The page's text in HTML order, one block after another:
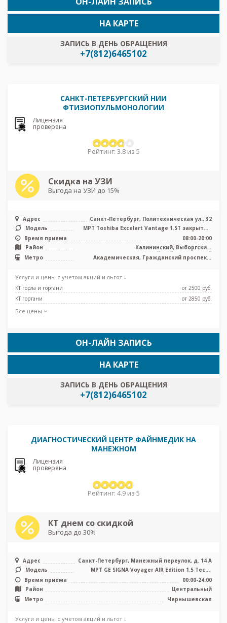
ЗАПИСЬ В ДЕНЬ ОБРАЩЕНИЯ
+7(812)6465102
НА КАРТЕ
САНКТ-ПЕТЕРБУРГСКИЙ НИИ
ФТИЗИОПУЛЬМОНОЛОГИИ
Лицензия
проверена
Рейтинг: 3.8 из 5
Скидка на УЗИ
Выгода на УЗИ до 15%
Адрес
Санкт-Петербург, Политехническая ул., 32
Модель
МРТ Toshiba Excelart Vantage 1.5T закрытый
тип, КТ Toshiba Aquilion 32 ...
Время приема
08:00-20:00
Район
Калининский, Выборгский,
Красногвардейский, Приморский
Метро
Академическая, Гражданский проспект,
Услуги и цены с учетом акций и льгот ↓
КТ горла и гортани
от 2500 pуб.
КТ гортани
от 2850 pуб.
Все цены
ОН-ЛАЙН ЗАПИСЬ
ЗАПИСЬ В ДЕНЬ ОБРАЩЕНИЯ
+7(812)6465102
НА КАРТЕ
ДИАГНОСТИЧЕСКИЙ ЦЕНТР ФАЙНМЕДИК НА
МАНЕЖНОМ
Лицензия
проверена
Рейтинг: 4.9 из 5
КТ днем со скидкой
Выгода до 30%
Адрес
Санкт-Петербург, Манежный переулок, д. 14 А
Модель
МРТ GE SIGNA Voyager AIR Edition 1.5 Тесла
полуоткрытый, КТ GE Revolut ...
Время приема
00:00-24:00
Район
Центральный
Метро
Чернышевская
Услуги и цены с учетом акций и льгот ↓